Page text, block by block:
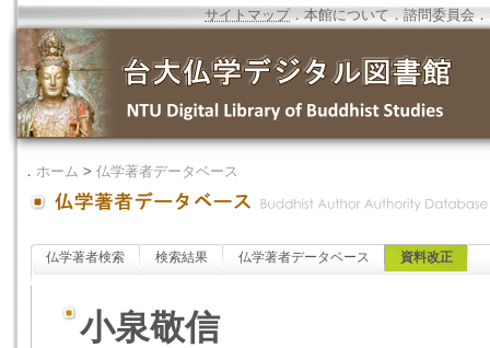
サイトマップ．本館について ．諮問委員会 ．
． ホーム > 仏学著者データベース
仏学著者検索 検索結果 仏学著者データベース 資料改正
小泉敬信